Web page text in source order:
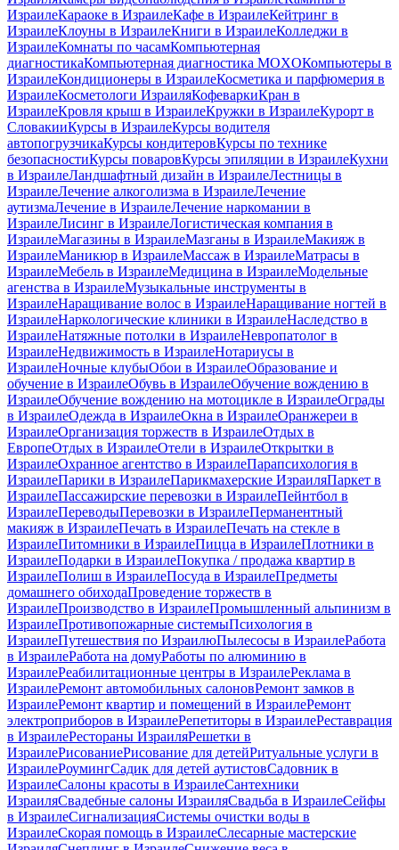
ИзраилеКараоке в ИзраилеКафе в ИзраилеКейтринг в
ИзраилеКлоуны в ИзраилеКниги в ИзраилеКолледжи в
ИзраилеКомнаты по часамКомпьютерная
диагностикаКомпьютерная диагностика MOXOКомпьютеры в
ИзраилеКондиционеры в ИзраилеКосметика и парфюмерия в
ИзраилеКосметологи ИзраиляКофеваркиКран в
ИзраилеКровля крыш в ИзраилеКружки в ИзраилеКурорт в
СловакииКурсы в ИзраилеКурсы водителя
автопогрузчикаКурсы кондитеровКурсы по технике
безопасностиКурсы поваровКурсы эпиляции в ИзраилеКухни
в ИзраилеЛандшафтный дизайн в ИзраилеЛестницы в
ИзраилеЛечение алкоголизма в ИзраилеЛечение
аутизмаЛечение в ИзраилеЛечение наркомании в
ИзраилеЛисинг в ИзраилеЛогистическая компания в
ИзраилеМагазины в ИзраилеМазганы в ИзраилеМакияж в
ИзраилеМаникюр в ИзраилеМассаж в ИзраилеМатрасы в
ИзраилеМебель в ИзраилеМедицина в ИзраилеМодельные
агенства в ИзраилеМузыкальные инструменты в
ИзраилеНаращивание волос в ИзраилеНаращивание ногтей в
ИзраилеНаркологические клиники в ИзраилеНаследство в
ИзраилеНатяжные потолки в ИзраилеНевропатолог в
ИзраилеНедвижимость в ИзраилеНотариусы в
ИзраилеНочные клубыОбои в ИзраилеОбразование и
обучение в ИзраилеОбувь в ИзраилеОбучение вождению в
ИзраилеОбучение вождению на мотоцикле в ИзраилеОграды
в ИзраилеОдежда в ИзраилеОкна в ИзраилеОранжереи в
ИзраилеОрганизация торжеств в ИзраилеОтдых в
ЕвропеОтдых в ИзраилеОтели в ИзраилеОткрытки в
ИзраилеОхранное агентство в ИзраилеПарапсихология в
ИзраилеПарики в ИзраилеПарикмахерские ИзраиляПаркет в
ИзраилеПассажирские перевозки в ИзраилеПейнтбол в
ИзраилеПереводыПеревозки в ИзраилеПерманентный
макияж в ИзраилеПечать в ИзраилеПечать на стекле в
ИзраилеПитомники в ИзраилеПицца в ИзраилеПлотники в
ИзраилеПодарки в ИзраилеПокупка / продажа квартир в
ИзраилеПолиш в ИзраилеПосуда в ИзраилеПредметы
домашнего обиходаПроведение торжеств в
ИзраилеПроизводство в ИзраилеПромышленный альпинизм в
ИзраилеПротивопожарные системыПсихология в
ИзраилеПутешествия по ИзраилюПылесосы в ИзраилеРабота
в ИзраилеРабота на домуРаботы по алюминию в
ИзраилеРеабилитационные центры в ИзраилеРеклама в
ИзраилеРемонт автомобильных салоновРемонт замков в
ИзраилеРемонт квартир и помещений в ИзраилеРемонт
электроприборов в ИзраилеРепетиторы в ИзраилеРеставрация
в ИзраилеРестораны ИзраиляРешетки в
ИзраилеРисованиеРисование для детейРитуальные услуги в
ИзраилеРоумингСадик для детей аутистовСадовник в
ИзраилеСалоны красоты в ИзраилеСантехники
ИзраиляСвадебные салоны ИзраиляСвадьба в ИзраилеСейфы
в ИзраилеСигнализацияСистемы очистки воды в
ИзраилеСкорая помощь в ИзраилеСлесарные мастерские